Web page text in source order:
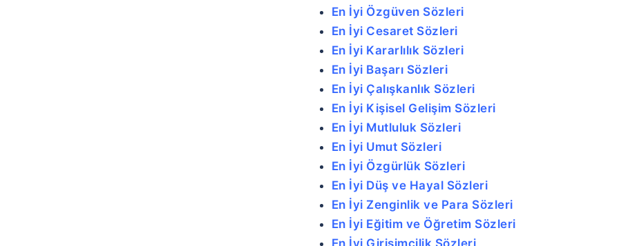
En İyi Özgüven Sözleri
En İyi Cesaret Sözleri
En İyi Kararlılık Sözleri
En İyi Başarı Sözleri
En İyi Çalışkanlık Sözleri
En İyi Kişisel Gelişim Sözleri
En İyi Mutluluk Sözleri
En İyi Umut Sözleri
En İyi Özgürlük Sözleri
En İyi Düş ve Hayal Sözleri
En İyi Zenginlik ve Para Sözleri
En İyi Eğitim ve Öğretim Sözleri
En İyi Girişimcilik Sözleri